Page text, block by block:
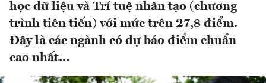
học dữ liệu và Trí tuệ nhân tạo (chương
trình tiên tiến) với mức trên 27,8 điểm.
Đây là các ngành có dự báo điểm chuẩn
cao nhất...